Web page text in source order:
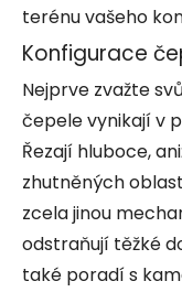
terénu vašeho
Konfigurace
Nejprve zvažte
čepele vynikají v
Řezají hluboce,
zhutněných
zcela jinou
odstraňují těžké
také poradí s